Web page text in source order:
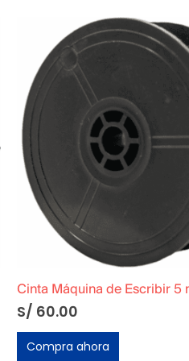
Cinta Máquina de Escribir 5
S/ 60.00
Compra ahora